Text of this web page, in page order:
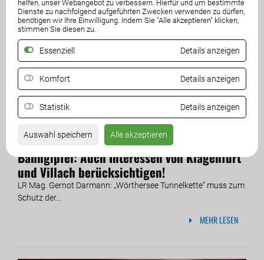
helfen, unser Webangebot zu verbessern. Hierfür und um bestimmte
Dienste zu nachfolgend aufgeführten Zwecken verwenden zu dürfen,
benötigen wir Ihre Einwilligung. Indem Sie "Alle akzeptieren" klicken,
stimmen Sie diesen zu.
Essenziell Details anzeigen
Komfort Details anzeigen
Statistik Details anzeigen
Auswahl speichern Alle akzeptieren
09. März 2017
Bahngipfel: Auch Interessen von Klagenfurt
und Villach berücksichtigen!
LR Mag. Gernot Darmann: „Wörthersee Tunnelkette“ muss zum
Schutz der...
MEHR LESEN